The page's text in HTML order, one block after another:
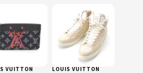
M43684 ネイビー
VUITTON LOUIS VUITTON